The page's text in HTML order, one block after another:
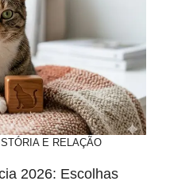
E RELAÇÃO
2026: Escolhas